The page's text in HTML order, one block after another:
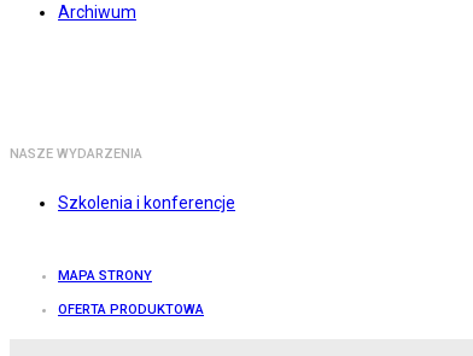
Archiwum
NASZE WYDARZENIA
Szkolenia i konferencje
MAPA STRONY
OFERTA PRODUKTOWA